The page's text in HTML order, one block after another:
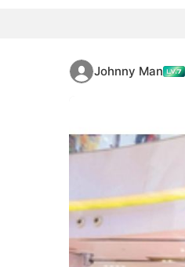
Johnny Man